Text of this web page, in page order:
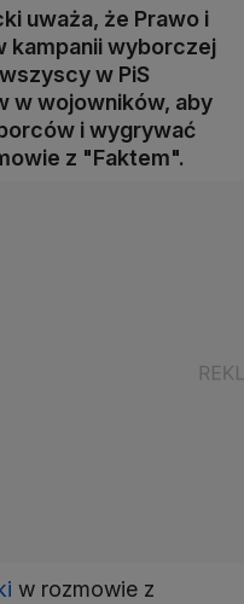
uważa, że Prawo i
kampanii wyborczej
w PiS
w wojowników, aby
i wygrywać
z "Faktem".
w rozmowie z